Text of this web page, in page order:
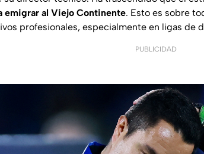
emigrar al Viejo Continente. Esto es sobre
profesionales, especialmente en ligas de
PUBLICIDAD